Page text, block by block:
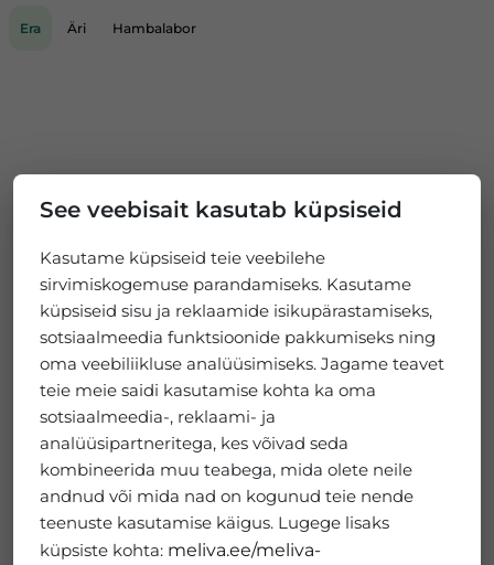
See veebisait kasutab küpsiseid
Kasutame küpsiseid teie veebilehe
sirvimiskogemuse parandamiseks. Kasutame
küpsiseid sisu ja reklaamide isikupärastamiseks,
sotsiaalmeedia funktsioonide pakkumiseks ning
oma veebiliikluse analüüsimiseks. Jagame teavet
teie meie saidi kasutamise kohta ka oma
sotsiaalmeedia-, reklaami- ja
analüüsipartneritega, kes võivad seda
kombineerida muu teabega, mida olete neile
andnud või mida nad on kogunud teie nende
teenuste kasutamise käigus. Lugege lisaks
küpsiste kohta: meliva.ee/meliva-
Era Äri Hambalabor